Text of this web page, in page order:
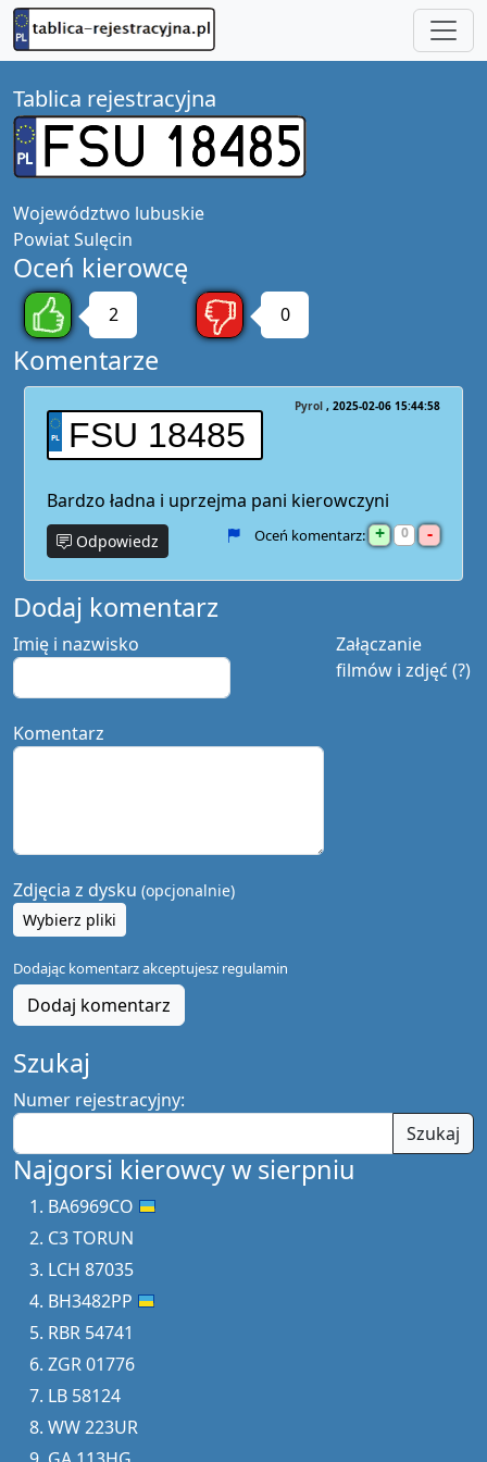
Tablica rejestracyjna
Województwo lubuskie
PowiatSulęcin
Oceń kierowcę
2 0
Komentarze
FSU 18485
Pyrol 2025-02-06 15:44:58
Bardzo ładna i uprzejma pani kierowczyni
Odpowiedz Oceń komentarz: + 0 -
Dodaj komentarz
Załączanie
filmów i zdjęć (?)
Imię i nazwisko
Komentarz
Zdjęcia z dysku (opcjonalnie)
Wybierz pliki
Dodając komentarz akceptujesz regulamin
Dodaj komentarz
Szukaj
Numer rejestracyjny:
Szukaj
Najgorsi kierowcy w sierpniu
BA6969CO
C3 TORUN
LCH 87035
BH3482PP
RBR 54741
ZGR 01776
LB 58124
WW 223UR